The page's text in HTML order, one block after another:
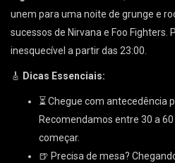
unem para uma noite de grunge e
sucessos de Nirvana e Foo Fighters.
inesquecível a partir das 23:00.
🎸 Dicas Essenciais:
⏳ Chegue com antecedência
Recomendamos entre 30 a
começar.
🍺 Precisa de mesa?